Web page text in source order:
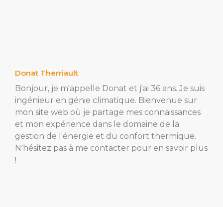
Donat Therriault
Bonjour, je m'appelle Donat et j'ai 36 ans. Je suis
ingénieur en génie climatique. Bienvenue sur
mon site web où je partage mes connaissances
et mon expérience dans le domaine de la
gestion de l'énergie et du confort thermique.
N'hésitez pas à me contacter pour en savoir plus
!